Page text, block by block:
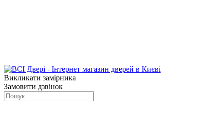
Викликати замірника
Замовити дзвінок